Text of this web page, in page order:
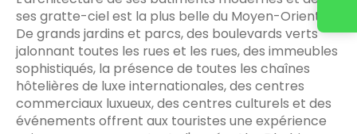
ses gratte-ciel est la plus belle du Moyen-Orient.
De grands jardins et parcs, des boulevards verts
jalonnant toutes les rues et les rues, des immeubles
sophistiqués, la présence de toutes les chaînes
hôtelières de luxe internationales, des centres
commerciaux luxueux, des centres culturels et des
événements offrent aux touristes une expérience